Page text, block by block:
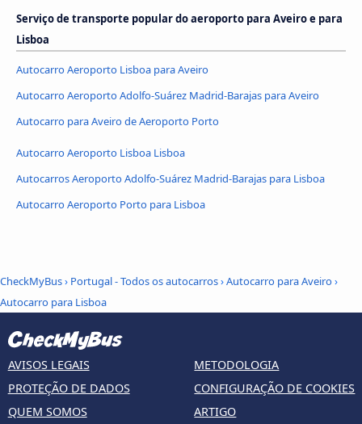
Serviço de transporte popular do aeroporto para Aveiro e para
Lisboa
Autocarro Aeroporto Lisboa para Aveiro
Autocarro Aeroporto Adolfo-Suárez Madrid-Barajas para Aveiro
Autocarro para Aveiro de Aeroporto Porto
Autocarro Aeroporto Lisboa Lisboa
Autocarros Aeroporto Adolfo-Suárez Madrid-Barajas para Lisboa
Autocarro Aeroporto Porto para Lisboa
CheckMyBus› Portugal - Todos os autocarros›Autocarro para Aveiro›
Autocarro para Lisboa
AVISOS LEGAIS
PROTEÇÃO DE DADOS
QUEM SOMOS
METODOLOGIA
CONFIGURAÇÃO DE COOKIES
ARTIGO